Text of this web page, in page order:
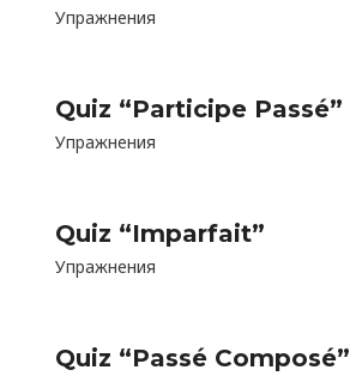
Упражнения
Quiz “Participe Passé”
Упражнения
Quiz “Imparfait”
Упражнения
Quiz “Passé Composé”